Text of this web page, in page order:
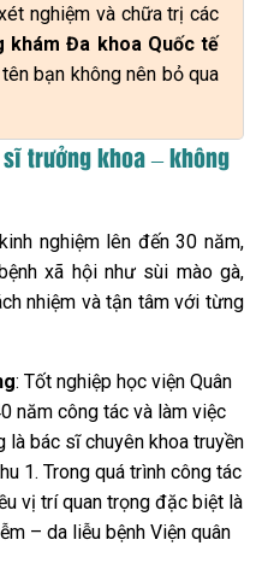
nghiệm và chữa trị các
khám Đa khoa Quốc tế
bạn không nên bỏ qua
trưởng khoa – không
nghiệm lên đến 30 năm,
xã hội như sùi mào gà,
nhiệm và tận tâm với từng
: Tốt nghiệp học viện Quân
năm công tác và làm việc
là bác sĩ chuyên khoa truyền
1. Trong quá trình công tác
vị trí quan trọng đặc biệt là
– da liễu bệnh Viện quân